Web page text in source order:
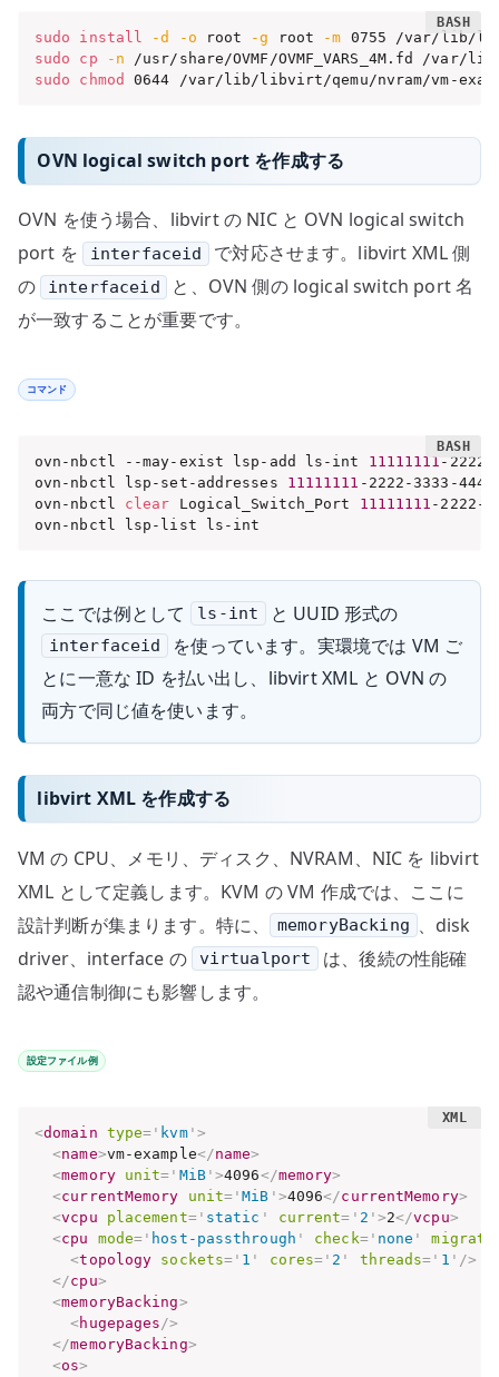
sudo install -d -o root -g root
-m
sudo
cp
-n
sudo
chmod 0644 /var/lib/libvirt/qemu/nvram/vm-
OVN logical switch port を作成する
OVN を使う場合、libvirt の NIC と OVN logical switch
port を
interfaceid
で対応させます。libvirt XML 側
の
interfaceid
と、OVN 側の logical switch port 名
が一致することが重要です。
コマンド
ovn-nbctl --may-exist lsp-add ls-int 11111111 -2222-
ovn-nbctl lsp-set-addresses 11111111 -2222-3333-
ovn-nbctl clear Logical_Switch_Port 11111111 -2222-
ovn-nbctl lsp-list ls-int
ここでは例として ls-int と UUID 形式の
interfaceid
を使っています。実環境では VM ご
とに一意な ID を払い出し、libvirt XML と OVN の
両方で同じ値を使います。
libvirt XML を作成する
VM の CPU、メモリ、ディスク、NVRAM、NIC を libvirt
XML として定義します。KVM の VM 作成では、ここに
設計判断が集まります。特に、
memoryBacking 、disk
driver、interface の
virtualport
は、後続の性能確
認や通信制御にも影響します。
設定ファイル例
<domain type= ' kvm' >
<name>vm-example</name>
<memory unit= ' MiB'>4096</memory>
<currentMemory unit= 'MiB ' >4096</currentMemory>
<vcpu placement=' static ' current= ' 2 ' >2</vcpu>
<cpu mode= ' host-passthrough ' check=' none '
<topology sockets= ' 1 ' cores= ' 2 ' threads= ' 1 ' />
</cpu>
<memoryBacking>
<hugepages />
</memoryBacking>
<os>